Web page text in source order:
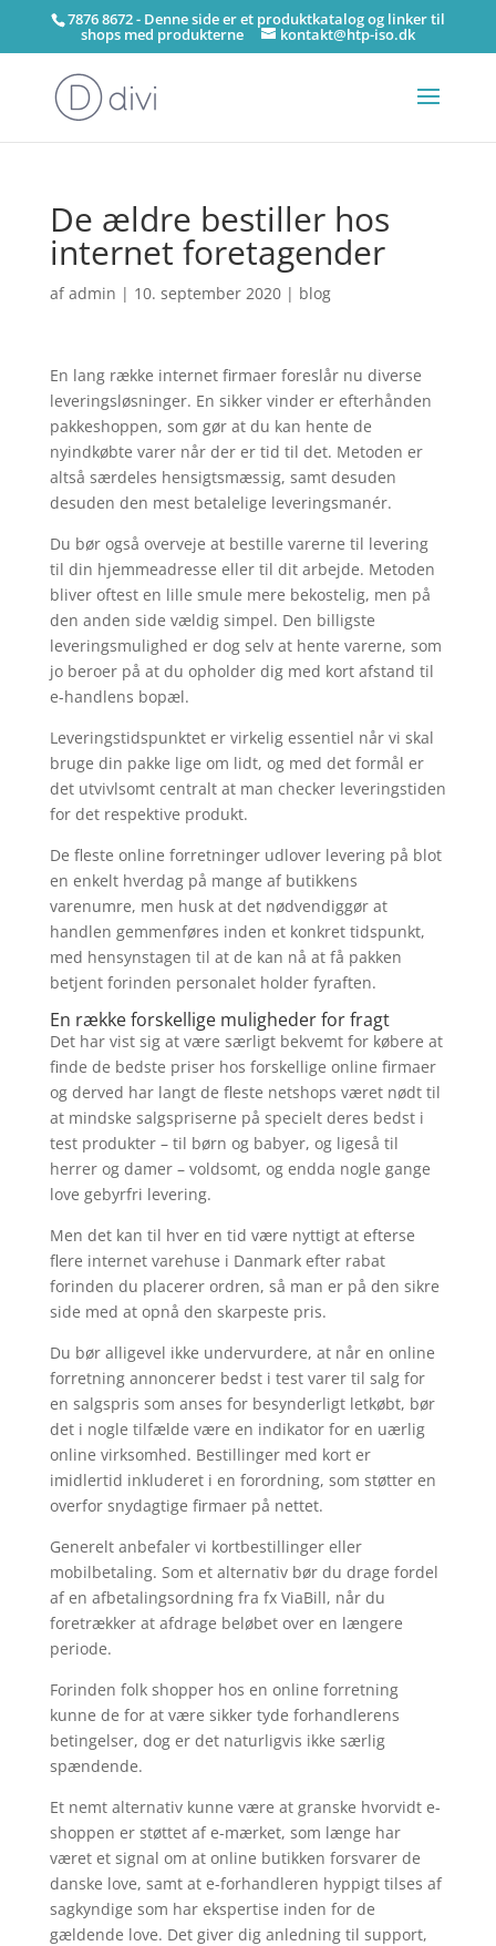
7876 8672 - Denne side er et produktkatalog og linker til
shops med produkterne kontakt@htp-iso.dk
De ældre bestiller hos
internet foretagender
afadmin | 10. september 2020| blog
En lang række internet firmaer foreslår nu diverse
leveringsløsninger. En sikker vinder er efterhånden
pakkeshoppen, som gør at du kan hente de
nyindkøbte varer når der er tid til det. Metoden er
altså særdeles hensigtsmæssig, samt desuden
desuden den mest betalelige leveringsmanér.
Du bør også overveje at bestille varerne til levering
til din hjemmeadresse eller til dit arbejde. Metoden
bliver oftest en lille smule mere bekostelig, men på
den anden side vældig simpel. Den billigste
leveringsmulighed er dog selv at hente varerne, som
jo beroer på at du opholder dig med kort afstand til
e-handlens bopæl.
Leveringstidspunktet er virkelig essentiel når vi skal
bruge din pakke lige om lidt, og med det formål er
det utvivlsomt centralt at man checker leveringstiden
for det respektive produkt.
De fleste online forretninger udlover levering på blot
en enkelt hverdag på mange af butikkens
varenumre, men husk at det nødvendiggør at
handlen gemmenføres inden et konkret tidspunkt,
med hensynstagen til at de kan nå at få pakken
betjent forinden personalet holder fyraften.
En række forskellige muligheder for fragt
Det har vist sig at være særligt bekvemt for købere at
finde de bedste priser hos forskellige online firmaer
og derved har langt de fleste netshops været nødt til
at mindske salgspriserne på specielt deres bedst i
test produkter – til børn og babyer, og ligeså til
herrer og damer – voldsomt, og endda nogle gange
love gebyrfri levering.
Men det kan til hver en tid være nyttigt at efterse
flere internet varehuse i Danmark efter rabat
forinden du placerer ordren, så man er på den sikre
side med at opnå den skarpeste pris.
Du bør alligevel ikke undervurdere, at når en online
forretning annoncerer bedst i test varer til salg for
en salgspris som anses for besynderligt letkøbt, bør
det i nogle tilfælde være en indikator for en uærlig
online virksomhed. Bestillinger med kort er
imidlertid inkluderet i en forordning, som støtter en
overfor snydagtige firmaer på nettet.
Generelt anbefaler vi kortbestillinger eller
mobilbetaling. Som et alternativ bør du drage fordel
af en afbetalingsordning fra fx ViaBill, når du
foretrækker at afdrage beløbet over en længere
periode.
Forinden folk shopper hos en online forretning
kunne de for at være sikker tyde forhandlerens
betingelser, dog er det naturligvis ikke særlig
spændende.
Et nemt alternativ kunne være at granske hvorvidt e-
shoppen er støttet af e-mærket, som længe har
været et signal om at online butikken forsvarer de
danske love, samt at e-forhandleren hyppigt tilses af
sagkyndige som har ekspertise inden for de
gældende love. Det giver dig anledning til support,